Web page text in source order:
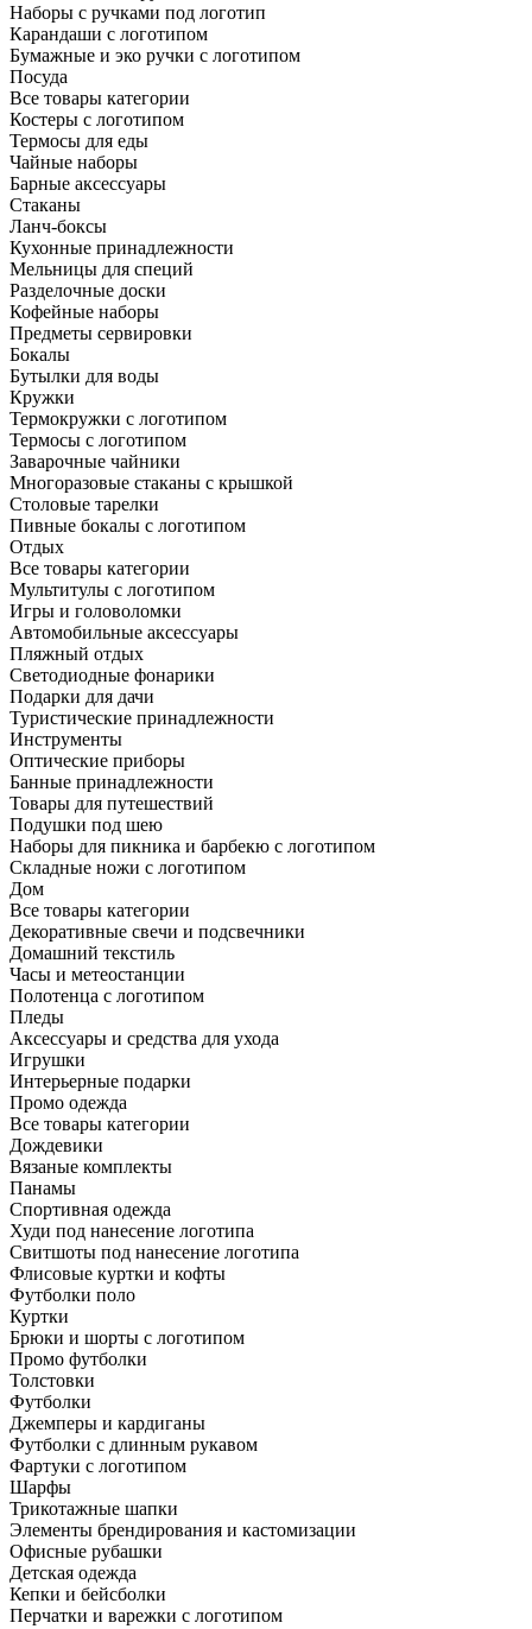
Наборы с ручками под логотип
Карандаши с логотипом
Бумажные и эко ручки с логотипом
Посуда
Все товары категории
Костеры с логотипом
Термосы для еды
Чайные наборы
Барные аксессуары
Стаканы
Ланч-боксы
Кухонные принадлежности
Мельницы для специй
Разделочные доски
Кофейные наборы
Предметы сервировки
Бокалы
Бутылки для воды
Кружки
Термокружки с логотипом
Термосы с логотипом
Заварочные чайники
Многоразовые стаканы с крышкой
Столовые тарелки
Пивные бокалы с логотипом
Отдых
Все товары категории
Мультитулы с логотипом
Игры и головоломки
Автомобильные аксессуары
Пляжный отдых
Светодиодные фонарики
Подарки для дачи
Туристические принадлежности
Инструменты
Оптические приборы
Банные принадлежности
Товары для путешествий
Подушки под шею
Наборы для пикника и барбекю с логотипом
Складные ножи с логотипом
Дом
Все товары категории
Декоративные свечи и подсвечники
Домашний текстиль
Часы и метеостанции
Полотенца с логотипом
Пледы
Аксессуары и средства для ухода
Игрушки
Интерьерные подарки
Промо одежда
Все товары категории
Дождевики
Вязаные комплекты
Панамы
Спортивная одежда
Худи под нанесение логотипа
Свитшоты под нанесение логотипа
Флисовые куртки и кофты
Футболки поло
Куртки
Брюки и шорты с логотипом
Промо футболки
Толстовки
Футболки
Джемперы и кардиганы
Футболки с длинным рукавом
Фартуки с логотипом
Шарфы
Трикотажные шапки
Элементы брендирования и кастомизации
Офисные рубашки
Детская одежда
Кепки и бейсболки
Перчатки и варежки с логотипом